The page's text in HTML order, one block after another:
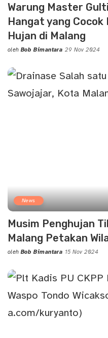
Warung Master
Hangat yang
Hujan di Malang
Posted
oleh Bob Bimantara 29 Nov 2024
News
Musim Penghujan
Malang Petakan
Posted
oleh Bob Bimantara 15 Nov 2024